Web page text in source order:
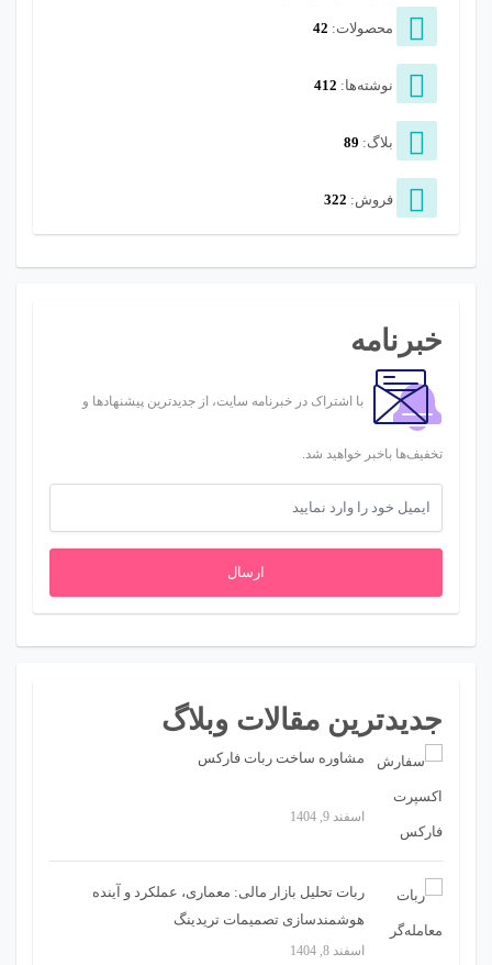
محصولات: 42
نوشته‌ها: 412
بلاگ: 89
فروش: 322
خبرنامه
با اشتراک در خبرنامه سایت، از جدیدترین پیشنهادها و
تخفیف‌ها باخبر خواهید شد.
ارسال
جدیدترین مقالات وبلاگ
مشاوره ساخت ربات فارکس
اسفند 9, 1404
ربات تحلیل بازار مالی: معماری، عملکرد و آینده
هوشمندسازی تصمیمات تریدینگ
اسفند 8, 1404